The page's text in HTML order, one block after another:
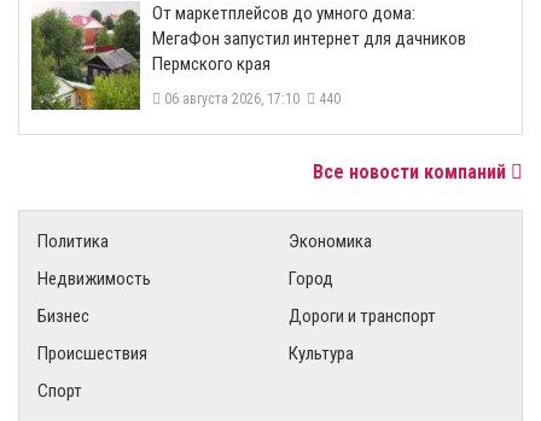
От маркетплейсов до умного дома:
МегаФон запустил интернет для дачников
Пермского края
06 августа 2026, 17:10 440
Все новости компаний
Политика
Экономика
Недвижимость
Город
Бизнес
Дороги и транспорт
Происшествия
Культура
Спорт